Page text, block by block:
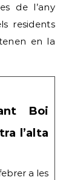
de l’any
residents
en la
Boi
l’alta
a les